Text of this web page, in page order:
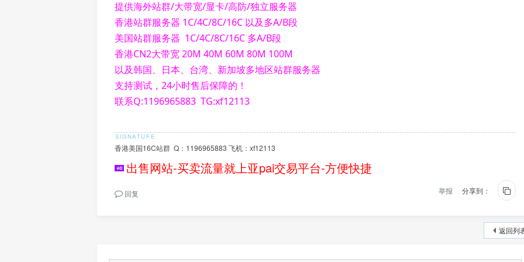
提供海外站群/大带宽/显卡/高防/独立服务器
香港站群服务器 1C/4C/8C/16C 以及多A/B段
美国站群服务器 1C/4C/8C/16C 多A/B段
香港CN2大带宽 20M 40M 60M 80M 100M
以及韩国、日本、台湾、新加坡多地区站群服务器
支持测试，24小时售后保障的！
联系Q:1196965883 TG:xf12113
香港美国16C站群 Q：1196965883 飞机：xf12113
出售网站-买卖流量就上亚pai交易平台-方便快捷
分享到：
回复 举报
返回列